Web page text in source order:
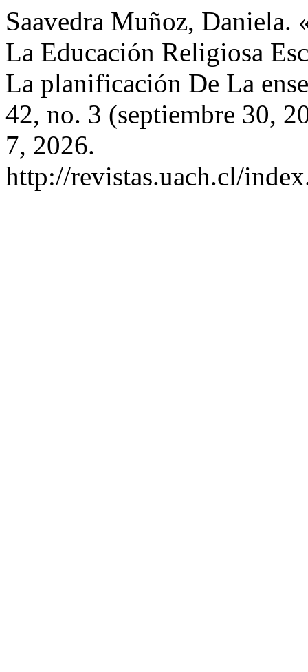
Saavedra Muñoz, Daniela.
La Educación Religiosa
La planificación De La
42, no. 3 (septiembre 30,
7, 2026.
http://revistas.uach.cl/